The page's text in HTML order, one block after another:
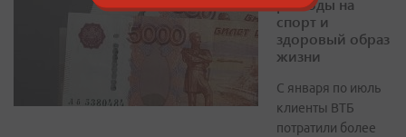
расходы на
спорт и
здоровый образ
жизни
С января по июль
клиенты ВТБ
потратили более